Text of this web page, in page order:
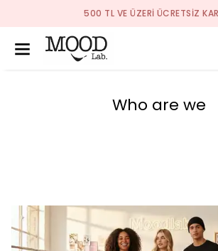
500 TL VE ÜZERI ÜCRETSIZ
Who are we